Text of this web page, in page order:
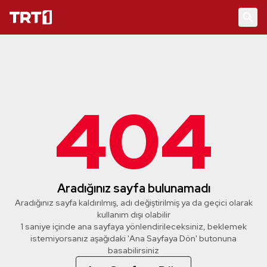
404
Aradığınız sayfa bulunamadı
Aradığınız sayfa kaldırılmış, adı değiştirilmiş ya da geçici olarak
kullanım dışı olabilir
1 saniye içinde ana sayfaya yönlendirileceksiniz, beklemek
istemiyorsanız aşağıdaki 'Ana Sayfaya Dön' butonuna
basabilirsiniz